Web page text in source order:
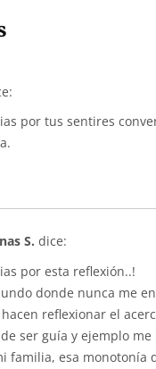
por tus sentires
S. dice:
por esta reflexión..!
donde nunca me
reflexionar el
ser guía y ejemplo
familia, esa monotonía